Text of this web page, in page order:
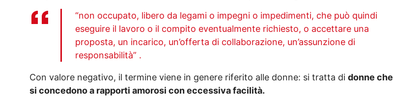
“non occupato, libero da legami o impegni o impedimenti, che può quindi
eseguire il lavoro o il compito eventualmente richiesto, o accettare una
proposta, un incarico, un’offerta di collaborazione, un’assunzione di
responsabilità” .
Con valore negativo, il termine viene in genere riferito alle donne: si tratta didonne che
si concedono a rapporti amorosi con eccessiva facilità.